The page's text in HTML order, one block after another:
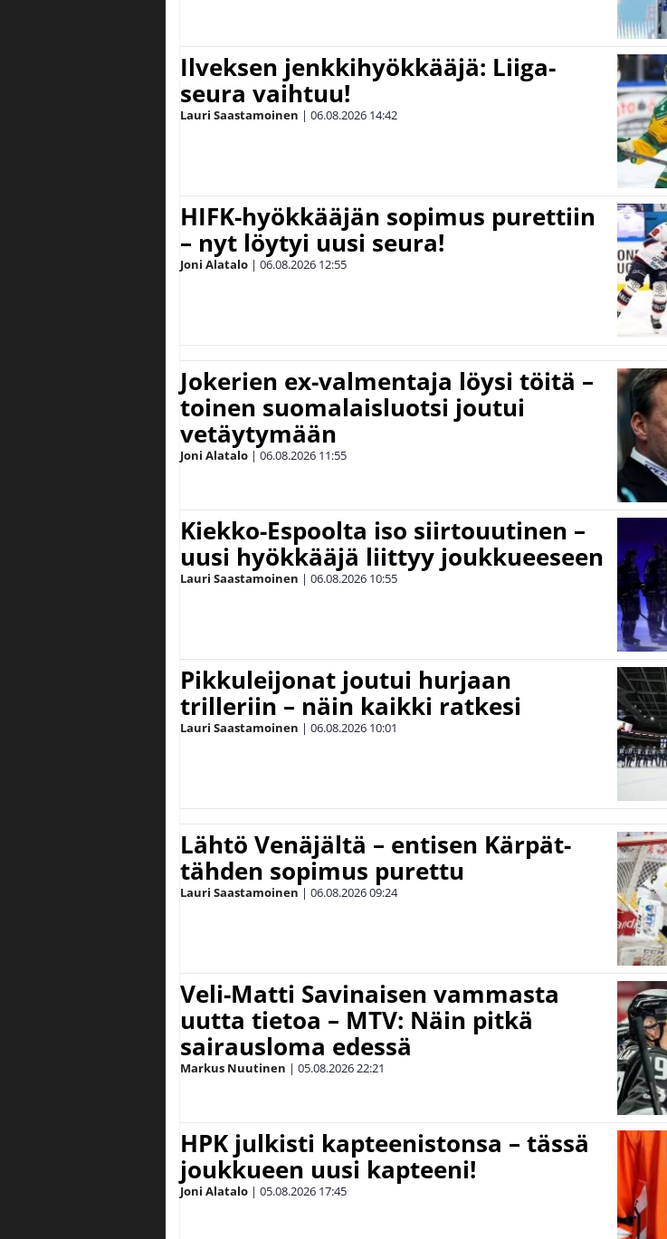
Ilveksen jenkkihyökkääjä: Liiga-
seura vaihtuu!
Lauri Saastamoinen | 06.08.2026 14:42
HIFK-hyökkääjän sopimus purettiin
– nyt löytyi uusi seura!
Joni Alatalo | 06.08.2026 12:55
Jokerien ex-valmentaja löysi töitä –
toinen suomalaisluotsi joutui
vetäytymään
Joni Alatalo | 06.08.2026 11:55
Kiekko-Espoolta iso siirtouutinen –
uusi hyökkääjä liittyy joukkueeseen
Lauri Saastamoinen | 06.08.2026 10:55
Pikkuleijonat joutui hurjaan
trilleriin – näin kaikki ratkesi
Lauri Saastamoinen | 06.08.2026 10:01
Lähtö Venäjältä – entisen Kärpät-
tähden sopimus purettu
Lauri Saastamoinen | 06.08.202609:24
Veli-Matti Savinaisen vammasta
uutta tietoa – MTV: Näin pitkä
sairausloma edessä
Markus Nuutinen | 05.08.202622:21
HPK julkisti kapteenistonsa – tässä
joukkueen uusi kapteeni!
Joni Alatalo | 05.08.2026 17:45